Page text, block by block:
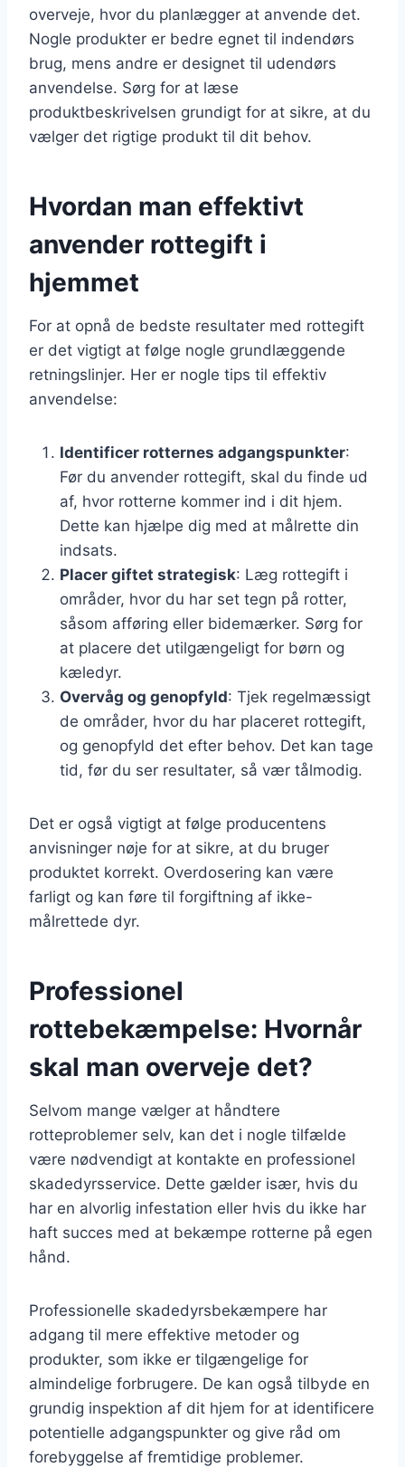
overveje, hvor du planlægger at anvende det.
Nogle produkter er bedre egnet til indendørs
brug, mens andre er designet til udendørs
anvendelse. Sørg for at læse
produktbeskrivelsen grundigt for at sikre, at du
vælger det rigtige produkt til dit behov.
Hvordan man effektivt
anvender rottegift i
hjemmet
For at opnå de bedste resultater med rottegift
er det vigtigt at følge nogle grundlæggende
retningslinjer. Her er nogle tips til effektiv
anvendelse:
Identificer rotternes adgangspunkter:
Før du anvender rottegift, skal du finde ud
af, hvor rotterne kommer ind i dit hjem.
Dette kan hjælpe dig med at målrette din
indsats.
Placer giftet strategisk: Læg rottegift i
områder, hvor du har set tegn på rotter,
såsom afføring eller bidemærker. Sørg for
at placere det utilgængeligt for børn og
kæledyr.
Overvåg og genopfyld: Tjek regelmæssigt
de områder, hvor du har placeret rottegift,
og genopfyld det efter behov. Det kan tage
tid, før du ser resultater, så vær tålmodig.
Det er også vigtigt at følge producentens
anvisninger nøje for at sikre, at du bruger
produktet korrekt. Overdosering kan være
farligt og kan føre til forgiftning af ikke-
målrettede dyr.
Professionel
rottebekæmpelse: Hvornår
skal man overveje det?
Selvom mange vælger at håndtere
rotteproblemer selv, kan det i nogle tilfælde
være nødvendigt at kontakte en professionel
skadedyrsservice. Dette gælder især, hvis du
har en alvorlig infestation eller hvis du ikke har
haft succes med at bekæmpe rotterne på egen
hånd.
Professionelle skadedyrsbekæmpere har
adgang til mere effektive metoder og
produkter, som ikke er tilgængelige for
almindelige forbrugere. De kan også tilbyde en
grundig inspektion af dit hjem for at identificere
potentielle adgangspunkter og give råd om
forebyggelse af fremtidige problemer.